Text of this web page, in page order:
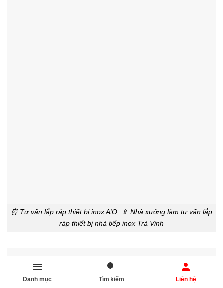
⏰ Tư vấn lắp ráp thiết bị inox AIO, 📱 Nhà xưởng làm tư vấn lắp
ráp thiết bị nhà bếp inox Trà Vinh
Danh mục Tìm kiếm Liên hệ